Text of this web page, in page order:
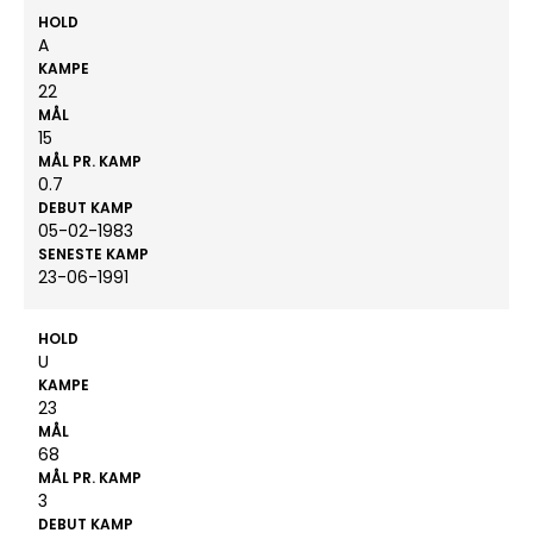
HOLD
A
KAMPE
22
MÅL
15
MÅL PR. KAMP
0.7
DEBUT KAMP
05-02-1983
SENESTE KAMP
23-06-1991
HOLD
U
KAMPE
23
MÅL
68
MÅL PR. KAMP
3
DEBUT KAMP